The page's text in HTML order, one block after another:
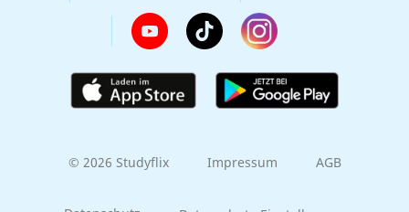
© 2026 Studyflix Impressum AGB